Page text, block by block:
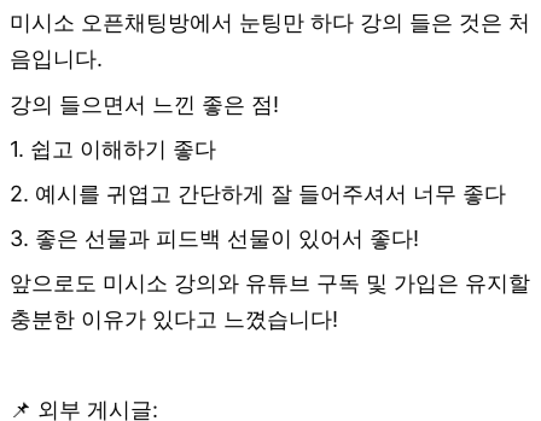
미시소 오픈채팅방에서 눈팅만 하다 강의 들은 것은 처
음입니다.
강의 들으면서 느낀 좋은 점!
1. 쉽고 이해하기 좋다
2. 예시를 귀엽고 간단하게 잘 들어주셔서 너무 좋다
3. 좋은 선물과 피드백 선물이 있어서 좋다!
앞으로도 미시소 강의와 유튜브 구독 및 가입은 유지할
충분한 이유가 있다고 느꼈습니다!
📌 외부 게시글: